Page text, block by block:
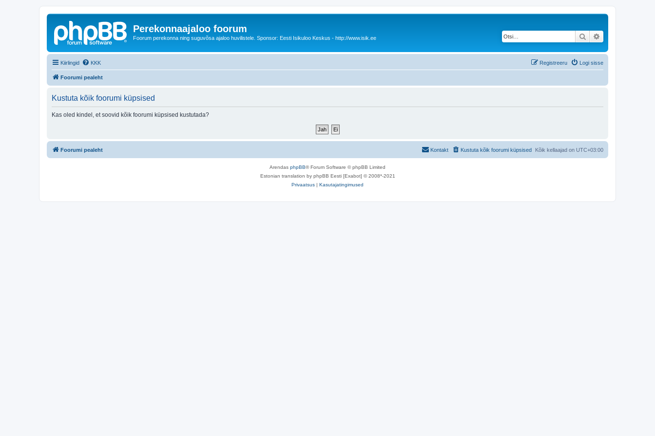
Perekonnaajaloo foorum
Foorum perekonna ning suguvõsa ajaloo huvilistele. Sponsor: Eesti Isikuloo Keskus - http://www.isik.ee Otsi
Kiirlingid KKK Logi sisse
Registreeru
Foorumi pealeht
Kustuta kõik foorumi küpsised
Kas oled kindel, et soovid kõik foorumi küpsised kustutada?
Foorumi pealeht Kõik kellaajad on UTC+03:00
Kustuta kõik foorumi küpsised
Kontakt
Arendas phpBB® Forum Software © phpBB Limited
Estonian translation by phpBB Eesti [Exabot] © 2008*-2021
Privaatsus | Kasutajatingimused